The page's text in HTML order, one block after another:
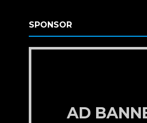
SPONSOR
AD